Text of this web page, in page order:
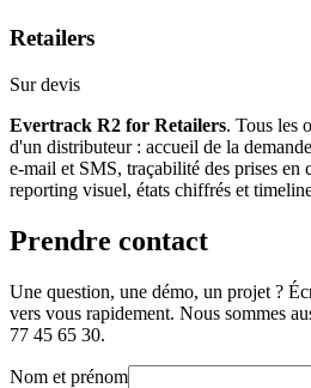
Retailers
Sur devis
Evertrack R2 for Retailers. Tous les
d'un distributeur : accueil de la
e-mail et SMS, traçabilité des prises en
reporting visuel, états chiffrés et
Prendre contact
Une question, une démo, un projet ?
vers vous rapidement. Nous sommes
77 45 65 30.
Nom et prénom